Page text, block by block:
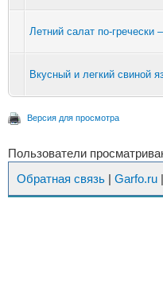
Летний салат по-гречески
Вкусный и легкий свиной
Версия для просмотра
Пользователи
Обратная связь | Garfo.ru |